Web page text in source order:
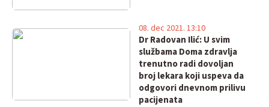
Dr Radovan Ilić: U svim
službama Doma zdravlja
trenutno radi dovoljan
broj lekara koji uspeva da
odgovori dnevnom prilivu
pacijenata
08. dec 2021. 13:10